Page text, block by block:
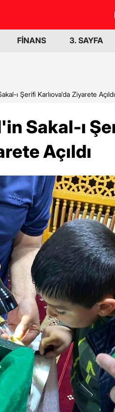
FİNANS 3. SAYFA
ı Şerifi Karlıova'da Ziyarete Açıldı
Sakal-ı
Açıldı